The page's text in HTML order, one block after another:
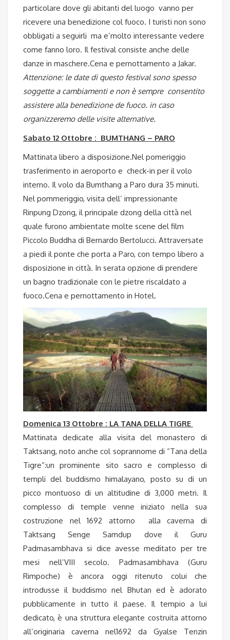
particolare dove gli abitanti del luogo vanno per
ricevere una benedizione col fuoco. I turisti non sono
obbligati a seguirli ma e’molto interessante vedere
come fanno loro. Il festival consiste anche delle
danze in maschere.Cena e pernottamento a Jakar.
Attenzione: le date di questo festival sono spesso
soggette a cambiamenti e non è sempre consentito
assistere alla benedizione de fuoco. in caso
organizzeremo delle visite alternative.
Sabato 12 Ottobre : BUMTHANG – PARO
Mattinata libero a disposizione.Nel pomeriggio
trasferimento in aeroporto e check-in per il volo
interno. Il volo da Bumthang a Paro dura 35 minuti.
Nel pommeriggio, visita dell’ impressionante
Rinpung Dzong, il principale dzong della città nel
quale furono ambientate molte scene del film
Piccolo Buddha di Bernardo Bertolucci. Attraversate
a piedi il ponte che porta a Paro, con tempo libero a
disposizione in città. In serata opzione di prendere
un bagno tradizionale con le pietre riscaldato a
fuoco.Cena e pernottamento in Hotel.
Domenica 13 Ottobre : LA TANA DELLA TIGRE
Mattinata dedicate alla visita del monastero di
Taktsang, noto anche col soprannome di “Tana della
Tigre”:un prominente sito sacro e complesso di
templi del buddismo himalayano, posto su di un
picco montuoso di un altitudine di 3,000 metri. Il
complesso di temple venne iniziato nella sua
costruzione nel 1692 attorno alla caverna di
Taktsang Senge Samdup dove il Guru
Padmasambhava si dice avesse meditato per tre
mesi nell’VIII secolo. Padmasambhava (Guru
Rimpoche) è ancora oggi ritenuto colui che
introdusse il buddismo nel Bhutan ed è adorato
pubblicamente in tutto il paese. Il tempio a lui
dedicato, è una struttura elegante costruita attorno
all’originaria caverna nel1692 da Gyalse Tenzin